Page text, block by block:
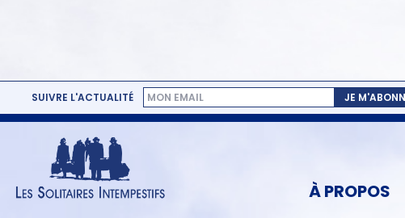
SUIVRE L'ACTUALITÉ JE
À PROPOS